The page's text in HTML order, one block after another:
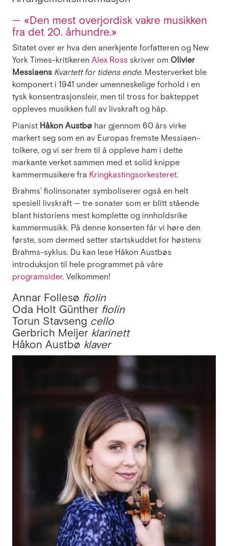
— «Den mest overjordisk vakre musikken
fra det 20. århundre.»
Sitatet over er hva den anerkjente forfatteren og New
York Times-kritikeren Alex Ross skriver om Olivier
Messiaens Kvartett for tidens ende. Mesterverket ble
komponert i 1941 under umenneskelige forhold i en
tysk konsentrasjonsleir, men til tross for bakteppet
oppleves musikken full av livskraft og håp.
Pianist Håkon Austbø har gjennom 60 års virke
markert seg som en av Europas fremste Messiaen-
tolkere, og vi ser frem til å oppleve ham i dette
markante verket sammen med et solid knippe
kammermusikere fra Kringkastingsorkesteret.
Brahms’ fiolinsonater symboliserer også en helt
spesiell livskraft — tre sonater som er blitt stående
blant historiens mest komplette og innholdsrike
kammermusikk. På denne konserten får vi høre den
første, som dermed setter startskuddet for høstens
Brahms-syklus. Du kan lese Håkon Austbøs
introduksjon til hele programmet på våre
programsider. Velkommen!
Annar Follesø fiolin
Oda Holt Günther fiolin
Torun Stavseng cello
Gerbrich Meijer klarinett
Håkon Austbø klaver